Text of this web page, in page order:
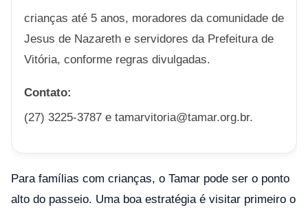
crianças até 5 anos, moradores da comunidade de
Jesus de Nazareth e servidores da Prefeitura de
Vitória, conforme regras divulgadas.
Contato:
(27) 3225-3787 e tamarvitoria@tamar.org.br.
Para famílias com crianças, o Tamar pode ser o ponto
alto do passeio. Uma boa estratégia é visitar primeiro o